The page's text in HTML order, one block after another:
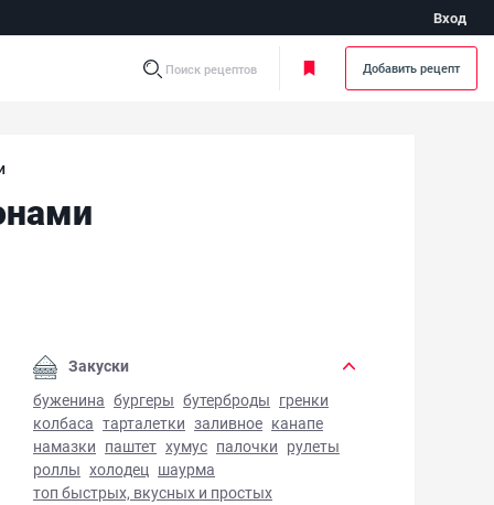
Вход
Поиск рецептов Добавить рецепт
куриный суп с макаронами - фото готового
Закуски
буженина бургеры бутерброды гренки
колбаса тарталетки заливное канапе
намазки паштет хумус палочки рулеты
роллы холодец шаурма
топ быстрых, вкусных и простых